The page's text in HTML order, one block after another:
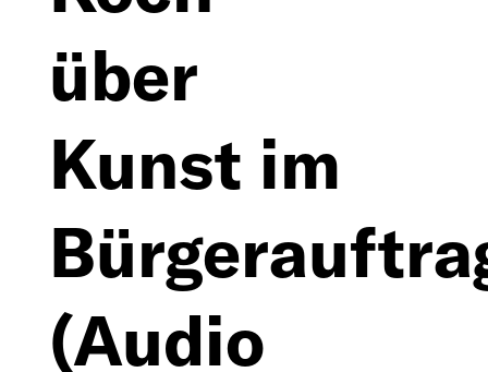
English
Imprint
Kontakt
Datenschutz
über
Kunst im
(Audio